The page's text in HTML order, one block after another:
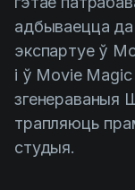
адбываецца да
экспартуе ў
і ў Movie
згенераваныя
трапляюць
студыя.